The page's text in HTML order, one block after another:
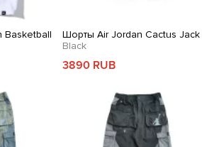
Basketball
Шорты Air Jordan Cactus Jack
Black
3890 RUB